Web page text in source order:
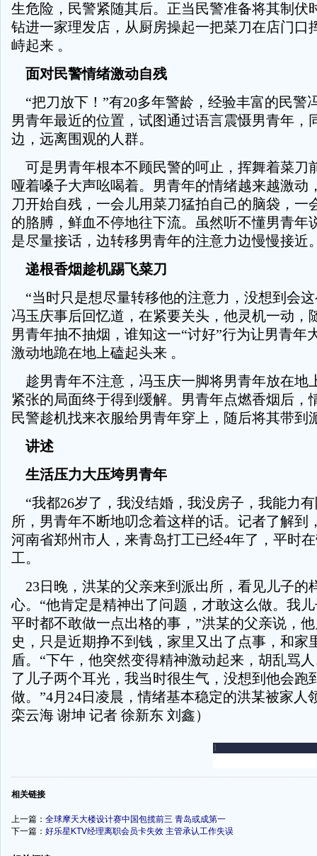
生危险，民警紧随其后。正当民警准备将其制伏
钻进一家理发店，从厨房操起一把菜刀在店门口
峙起来 。
面对民警情绪激动自残
“把刀放下！”有20多年警龄，经验丰富的民警
男青年最近的位置，试图通过语言震慑男青年，
边，远离围观的人群。
可是男青年根本不顾民警的呵止，挥舞着菜刀
哑着嗓子大声吆喝着。男青年的情绪越来越激动
刀开始自残，一会儿用菜刀猛拍自己的脑袋，一
的胳膊，鲜血不停地往下流。虽然听不懂男青年
是尽量接话，边转移男青年的注意力边慢慢接近
递根香烟趁机踢飞菜刀
“当时只是想尽量转移他的注意力，没想到会
冯玉庆事后回忆道，在紧要关头，他灵机一动，
男青年抽不抽烟，谁知这一“讨好”行为让男青年
激动地跪在地上磕起头来 。
趁男青年不注意，冯玉庆一脚将男青年放在地
紧张的局面终于得到缓解。男青年点燃香烟后，
民警趁机找来衣服给男青年穿上，随后将其带到
讲述
生活压力大压垮男青年
“我都26岁了，我没结婚，我没房子，我能力
所，男青年不断地叨念着这样的话。记者了解到
河南省郑州市人，来青岛打工已经4年了，平时
工。
23日晚，洪某的父亲来到派出所，看见儿子的
心。“他肯定是精神出了问题，才敢这么做。我
平时都不敢做一点出格的事，”洪某的父亲说，
史，只是近期挣不到钱，家里又出了点事，和家
盾。“下午，他突然变得精神激动起来，胡乱骂
了儿子两个耳光，我当时很生气，没想到他会跑
做。”4月24日凌晨，情绪基本稳定的洪某被家人
栾云海 谢坤 记者 徐新东 刘鑫）
-
相关链接
上一篇： 全球摩天大楼设计赛中国包揽前三 青岛或成第一
下一篇： 好乐星KTV经理离职会员卡失效 主管承认工作失误